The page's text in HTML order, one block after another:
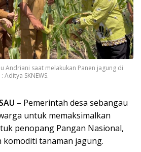
Andriani saat melakukan Panen jagung di
SKNEWS.
– Pemerintah desa sebangau
untuk memaksimalkan
penopang Pangan Nasional,
komoditi tanaman jagung.